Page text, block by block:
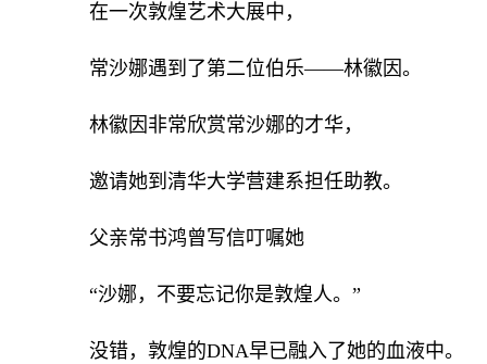
在一次敦煌艺术大展中，
常沙娜遇到了第二位伯乐——林徽因。
林徽因非常欣赏常沙娜的才华，
邀请她到清华大学营建系担任助教。
父亲常书鸿曾写信叮嘱她
“沙娜，不要忘记你是敦煌人。”
没错，敦煌的DNA早已融入了她的血液中。